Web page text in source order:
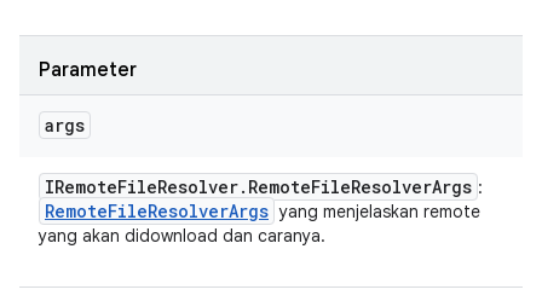
Parameter
args
IRemoteFileResolver. RemoteFileResolverArgs :
RemoteFileResolverArgs yang menjelaskan remote
yang akan didownload dan caranya.